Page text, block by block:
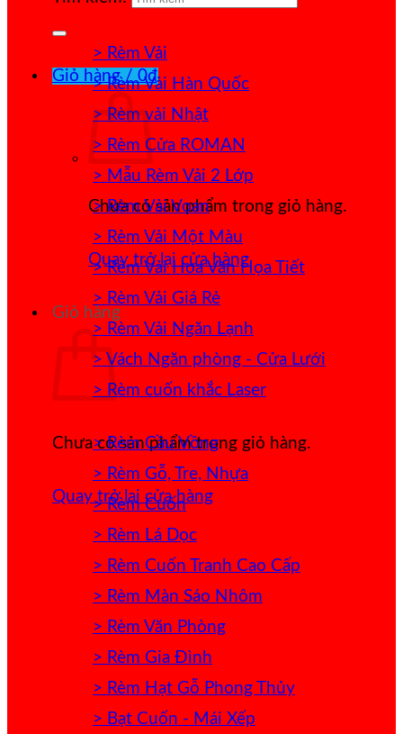
Giỏ hàng /0₫
Chưa có sản phẩm trong giỏ hàng.
Quay trở lại cửa hàng
Giỏ hàng
Chưa có sản phẩm trong giỏ hàng.
Quay trở lại cửa hàng
> Rèm Vải
> Rèm Vải Hàn Quốc
> Rèm vải Nhật
> Rèm Cửa ROMAN
> Mẫu Rèm Vải 2 Lớp
> Rèm Vải Voan
> Rèm Vải Một Màu
> Rèm Vải Hoa Văn Họa Tiết
> Rèm Vải Giá Rẻ
> Rèm Vải Ngăn Lạnh
> Vách Ngăn phòng - Cửa Lưới
> Rèm cuốn khắc Laser
> Rèm Cầu Vồng
> Rèm Gỗ, Tre, Nhựa
> Rèm Cuốn
> Rèm Lá Dọc
> Rèm Cuốn Tranh Cao Cấp
> Rèm Màn Sáo Nhôm
> Rèm Văn Phòng
> Rèm Gia Đình
> Rèm Hạt Gỗ Phong Thủy
> Bạt Cuốn - Mái Xếp